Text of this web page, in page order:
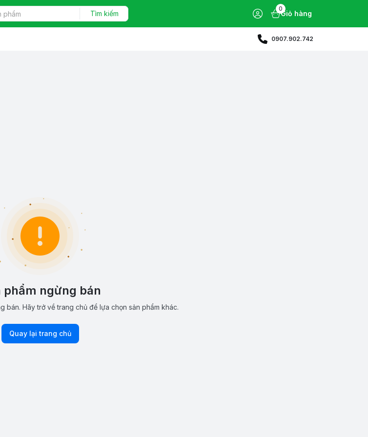
Tìm kiếm
0
Giỏ hàng
0907.902.742
phẩm ngừng bán
bán. Hãy trở về trang chủ để lựa chọn sản phẩm khác.
Quay lại trang chủ